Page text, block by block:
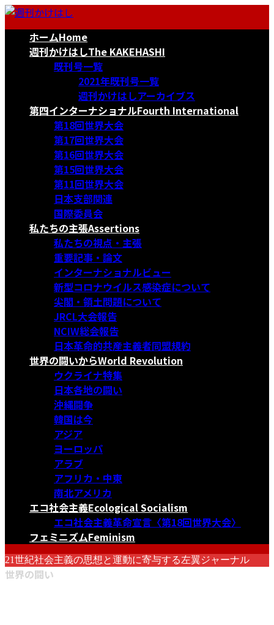
コ
ナ
ホームHome
週刊かけはしThe KAKEHASHI
既刊号一覧
2021年既刊号一覧
週刊かけはしアーカイブス
第四インターナショナルFourth International
第18回世界大会
第17回世界大会
第16回世界大会
第15回世界大会
第11回世界大会
日本支部関連
国際委員会
私たちの主張Assertions
私たちの視点・主張
重要記事・論文
インターナショナルビュー
新型コロナウイルス感染症について
尖閣・領土問題について
JRCL大会報告
NCIW総会報告
日本革命的共産主義者同盟規約
世界の闘いからWorld Revolution
ウクライナ特集
日本各地の闘い
沖縄闘争
韓国は今
アジア
ヨーロッパ
アラブ
アフリカ・中東
南北アメリカ
エコ社会主義Ecological Socialism
エコ社会主義革命宣言〈第18回世界大会〉
フェミニズムFeminism
21世紀社会主義の思想と運動に寄与する左翼ジャーナル
世界の闘い